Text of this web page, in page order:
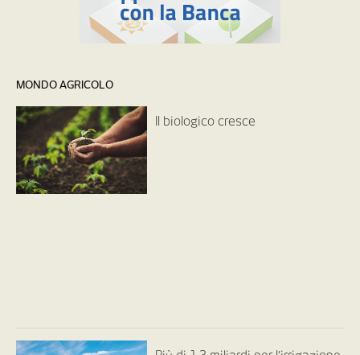
MONDO AGRICOLO
Il biologico cresce